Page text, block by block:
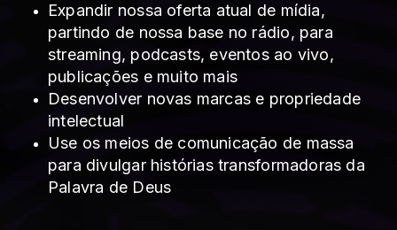
Expandir nossa oferta atual de mídia,
partindo de nossa base no rádio, para
streaming, podcasts, eventos ao vivo,
publicações e muito mais
Desenvolver novas marcas e propriedade
intelectual
Use os meios de comunicação de massa
para divulgar histórias transformadoras da
Palavra de Deus